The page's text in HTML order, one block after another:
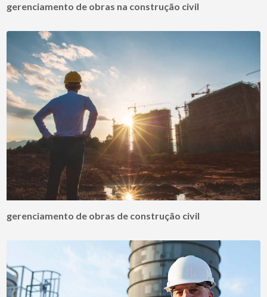
gerenciamento de obras na construção civil
gerenciamento de obras de construção civil